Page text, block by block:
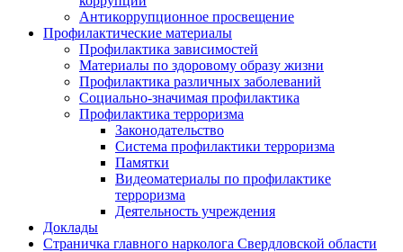
Антикоррупционное просвещение
Профилактические материалы
Профилактика зависимостей
Материалы по здоровому образу жизни
Профилактика различных заболеваний
Социально-значимая профилактика
Профилактика терроризма
Законодательство
Система профилактики терроризма
Памятки
Видеоматериалы по профилактике
терроризма
Деятельность учреждения
Доклады
Страничка главного нарколога Свердловской области